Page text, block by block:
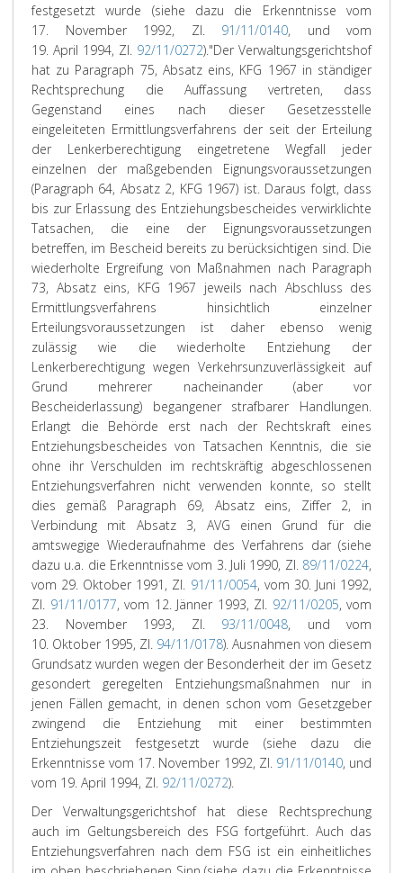
festgesetzt wurde (siehe dazu die Erkenntnisse vom
17. November 1992, Zl. 91/11/0140, und vom
19. April 1994, Zl. 92/11/0272)."Der Verwaltungsgerichtshof
hat zu Paragraph 75, Absatz eins, KFG 1967 in ständiger
Rechtsprechung die Auffassung vertreten, dass
Gegenstand eines nach dieser Gesetzesstelle
eingeleiteten Ermittlungsverfahrens der seit der Erteilung
der Lenkerberechtigung eingetretene Wegfall jeder
einzelnen der maßgebenden Eignungsvoraussetzungen
(Paragraph 64, Absatz 2, KFG 1967) ist. Daraus folgt, dass
bis zur Erlassung des Entziehungsbescheides verwirklichte
Tatsachen, die eine der Eignungsvoraussetzungen
betreffen, im Bescheid bereits zu berücksichtigen sind. Die
wiederholte Ergreifung von Maßnahmen nach Paragraph
73, Absatz eins, KFG 1967 jeweils nach Abschluss des
Ermittlungsverfahrens hinsichtlich einzelner
Erteilungsvoraussetzungen ist daher ebenso wenig
zulässig wie die wiederholte Entziehung der
Lenkerberechtigung wegen Verkehrsunzuverlässigkeit auf
Grund mehrerer nacheinander (aber vor
Bescheiderlassung) begangener strafbarer Handlungen.
Erlangt die Behörde erst nach der Rechtskraft eines
Entziehungsbescheides von Tatsachen Kenntnis, die sie
ohne ihr Verschulden im rechtskräftig abgeschlossenen
Entziehungsverfahren nicht verwenden konnte, so stellt
dies gemäß Paragraph 69, Absatz eins, Ziffer 2, in
Verbindung mit Absatz 3, AVG einen Grund für die
amtswegige Wiederaufnahme des Verfahrens dar (siehe
dazu u.a. die Erkenntnisse vom 3. Juli 1990, Zl. 89/11/0224,
vom 29. Oktober 1991, Zl. 91/11/0054, vom 30. Juni 1992,
Zl. 91/11/0177, vom 12. Jänner 1993, Zl. 92/11/0205, vom
23. November 1993, Zl. 93/11/0048, und vom
10. Oktober 1995, Zl. 94/11/0178). Ausnahmen von diesem
Grundsatz wurden wegen der Besonderheit der im Gesetz
gesondert geregelten Entziehungsmaßnahmen nur in
jenen Fällen gemacht, in denen schon vom Gesetzgeber
zwingend die Entziehung mit einer bestimmten
Entziehungszeit festgesetzt wurde (siehe dazu die
Erkenntnisse vom 17. November 1992, Zl. 91/11/0140, und
vom 19. April 1994, Zl. 92/11/0272).
Der Verwaltungsgerichtshof hat diese Rechtsprechung
auch im Geltungsbereich des FSG fortgeführt. Auch das
Entziehungsverfahren nach dem FSG ist ein einheitliches